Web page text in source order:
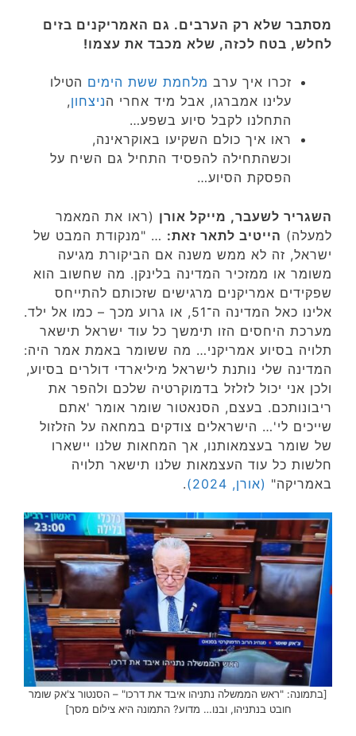
מסתבר שלא רק הערבים. גם האמריקנים בזים
לחלש, בטח לכזה, שלא מכבד את עצמו!
זכרו איך ערב מלחמת ששת הימים הטילו
עלינו אמברגו, אבל מיד אחרי הניצחון,
התחלנו לקבל סיוע בשפע…
ראו איך כולם השקיעו באוקראינה,
וכשהתחילה להפסיד התחיל גם השיח על
הפסקת הסיוע…
השגריר לשעבר, מייקל אורן (ראו את המאמר
למעלה) הייטיב לתאר זאת: … "מנקודת המבט של
ישראל, זה לא ממש משנה אם הביקורת מגיעה
משומר או ממזכיר המדינה בלינקן. מה שחשוב הוא
שפקידים אמריקנים מרגישים שזכותם להתייחס
אלינו כאל המדינה ה־51, או גרוע מכך – כמו אל ילד.
מערכת היחסים הזו תימשך כל עוד ישראל תישאר
תלויה בסיוע אמריקני… מה ששומר באמת אמר היה:
המדינה שלי נותנת לישראל מיליארדי דולרים בסיוע,
ולכן אני יכול לזלזל בדמוקרטיה שלכם ולהפר את
ריבונותכם. בעצם, הסנאטור שומר אומר 'אתם
שייכים לי'… הישראלים צודקים במחאה על הזלזול
של שומר בעצמאותנו, אך המחאות שלנו יישארו
חלשות כל עוד העצמאות שלנו תישאר תלויה
באמריקה" (אורן, 2024) .
[בתמונה: "ראש הממשלה נתניהו איבד את דרכו" – הסנטור צ'אק שומר
חובט בנתניהו, ובנו… מדוע? התמונה היא צילום מסך]